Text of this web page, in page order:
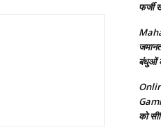
फर्जी
बंधुओं
को